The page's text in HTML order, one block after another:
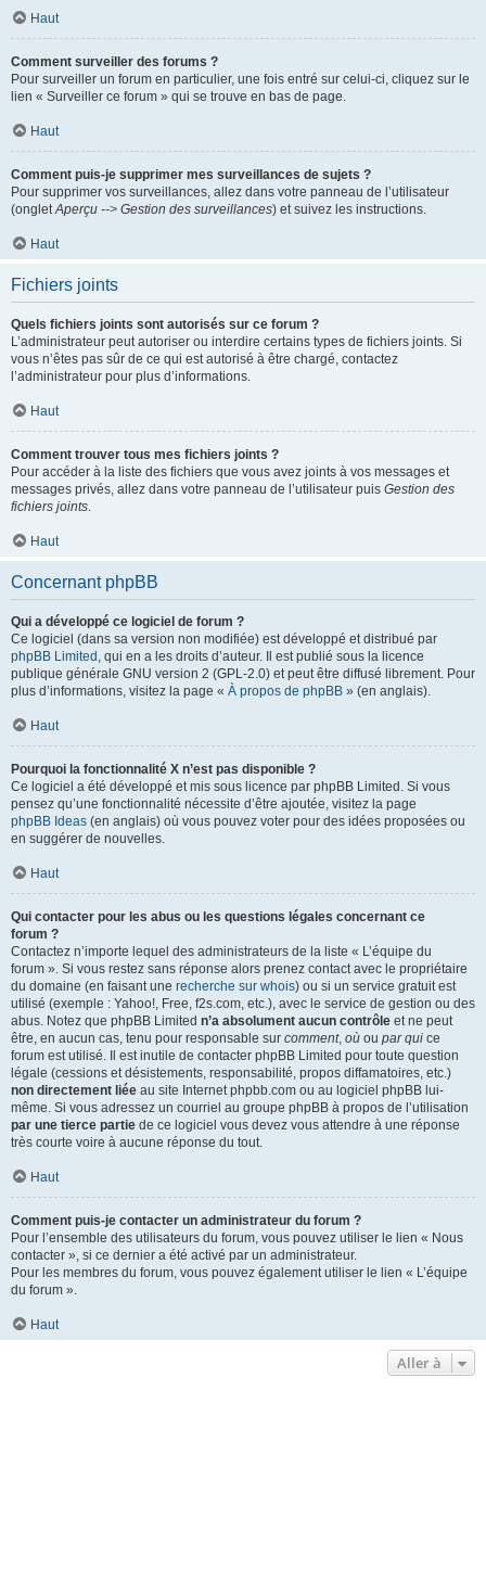
Haut
Comment surveiller des forums ?
Pour surveiller un forum en particulier, une fois entré sur celui-ci, cliquez sur le
lien « Surveiller ce forum » qui se trouve en bas de page.
Haut
Comment puis-je supprimer mes surveillances de sujets ?
Pour supprimer vos surveillances, allez dans votre panneau de l’utilisateur
(ongletAperçu --> Gestion des surveillances) et suivez les instructions.
Haut
Fichiers joints
Quels fichiers joints sont autorisés sur ce forum ?
L’administrateur peut autoriser ou interdire certains types de fichiers joints. Si
vous n’êtes pas sûr de ce qui est autorisé à être chargé, contactez
l’administrateur pour plus d’informations.
Haut
Comment trouver tous mes fichiers joints ?
Pour accéder à la liste des fichiers que vous avez joints à vos messages et
messages privés, allez dans votre panneau de l’utilisateur puis Gestion des
fichiers joints.
Haut
Concernant phpBB
Qui a développé ce logiciel de forum ?
Ce logiciel (dans sa version non modifiée) est développé et distribué par
phpBB Limited , qui en a les droits d’auteur. Il est publié sous la licence
publique générale GNU version 2 (GPL-2.0) et peut être diffusé librement. Pour
plus d’informations, visitez la page « À propos de phpBB » (en anglais).
Haut
Pourquoi la fonctionnalité X n’est pas disponible ?
Ce logiciel a été développé et mis sous licence par phpBB Limited. Si vous
pensez qu’une fonctionnalité nécessite d’être ajoutée, visitez la page
phpBB Ideas (en anglais) où vous pouvez voter pour des idées proposées ou
en suggérer de nouvelles.
Haut
Qui contacter pour les abus ou les questions légales concernant ce
forum ?
Contactez n’importe lequel des administrateurs de la liste « L’équipe du
forum ». Si vous restez sans réponse alors prenez contact avec le propriétaire
du domaine (en faisant une recherche sur whois) ou si un service gratuit est
utilisé (exemple : Yahoo!, Free, f2s.com, etc.), avec le service de gestion ou des
abus. Notez que phpBB Limited n’a absolument aucun contrôle et ne peut
être, en aucun cas, tenu pour responsable sur comment, où ou par qui ce
forum est utilisé. Il est inutile de contacter phpBB Limited pour toute question
légale (cessions et désistements, responsabilité, propos diffamatoires, etc.)
non directement liée au site Internet phpbb.com ou au logiciel phpBB lui-
même. Si vous adressez un courriel au groupe phpBB à propos de l’utilisation
par une tierce partie de ce logiciel vous devez vous attendre à une réponse
très courte voire à aucune réponse du tout.
Haut
Comment puis-je contacter un administrateur du forum ?
Pour l’ensemble des utilisateurs du forum, vous pouvez utiliser le lien « Nous
contacter », si ce dernier a été activé par un administrateur.
Pour les membres du forum, vous pouvez également utiliser le lien « L’équipe
du forum ».
Haut
Aller à